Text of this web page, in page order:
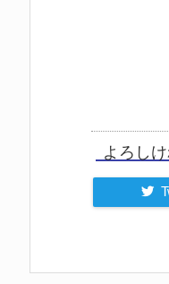
よろし